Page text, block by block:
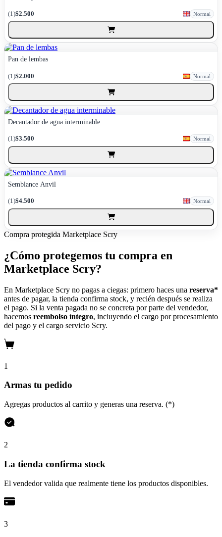
(1)$2.500 Normal
Pan de lembas
(1)$2.000 Normal
Decantador de agua interminable
(1)$3.500 Normal
Semblance Anvil
(1)$4.500 Normal
Compra protegida Marketplace Scry
¿Cómo protegemos tu compra en
Marketplace Scry?
En Marketplace Scry no pagas a ciegas: primero haces una reserva*
antes de pagar, la tienda confirma stock, y recién después se realiza
el pago. Si la venta pagada no se concreta por parte del vendedor,
hacemos reembolso íntegro, incluyendo el cargo por procesamiento
del pago y el cargo servicio Scry.
1
Armas tu pedido
Agregas productos al carrito y generas una reserva. (*)
2
La tienda confirma stock
El vendedor valida que realmente tiene los productos disponibles.
3